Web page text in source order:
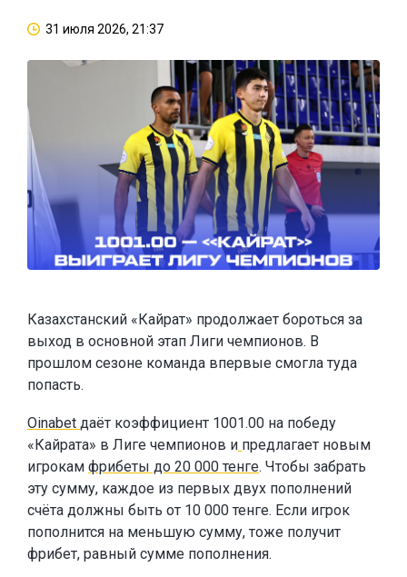
31 июля 2026, 21:37
Казахстанский «Кайрат» продолжает бороться за
выход в основной этап Лиги чемпионов. В
прошлом сезоне команда впервые смогла туда
попасть.
Oinabet даёт коэффициент 1001.00 на победу
«Кайрата» в Лиге чемпионов и предлагает новым
игрокам фрибеты до 20 000 тенге. Чтобы забрать
эту сумму, каждое из первых двух пополнений
счёта должны быть от 10 000 тенге. Если игрок
пополнится на меньшую сумму, тоже получит
фрибет, равный сумме пополнения.